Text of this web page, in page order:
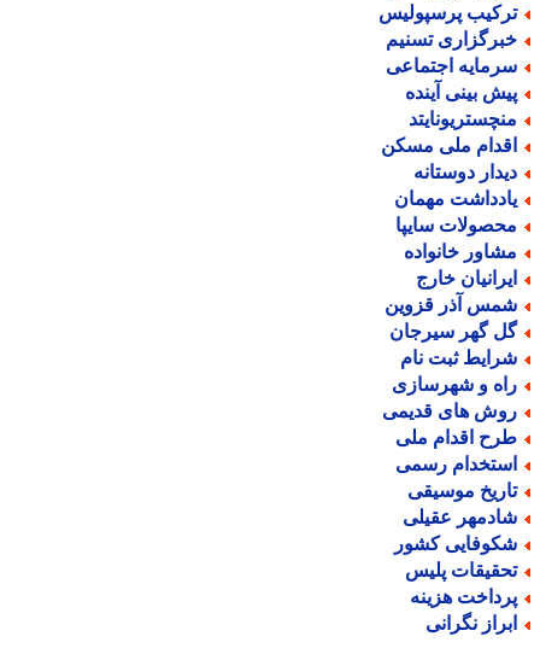
پرسپولیس
تسنیم
اجتماعی
بینی آینده
ملی مسکن
دوستانه
مهمان
سایپا
خانواده
خارج
آذر قزوین
گهر سیرجان
ثبت نام
و شهرسازی
های قدیمی
اقدام ملی
رسمی
موسیقی
عقیلی
کشور
پلیس
هزینه
نگرانی